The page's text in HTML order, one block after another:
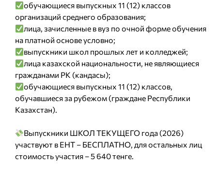
обучающиеся выпускных 11 (12) классов
организаций среднего образования;
лица, зачисленные в вуз по очной форме обучения
на платной основе условно;
выпускники школ прошлых лет и колледжей;
лица казахской национальности, не являющиеся
гражданами РК (кандасы);
обучающиеся выпускных 11 (12) классов,
обучавшиеся за рубежом (граждане Республики
Казахстан).
Выпускники ШКОЛ ТЕКУЩЕГО года (2026)
участвуют в ЕНТ – БЕСПЛАТНО, для остальных лиц
стоимость участия – 5 640 тенге.